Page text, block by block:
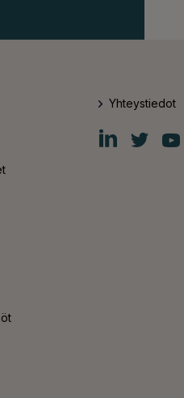
Yhteystiedot
Fiskars
Group
Fiskars
Group